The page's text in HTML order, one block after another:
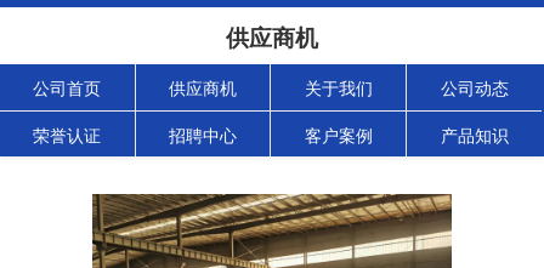
供应商机
公司首页 供应商机 关于我们 公司动态
荣誉认证 招聘中心 客户案例 产品知识